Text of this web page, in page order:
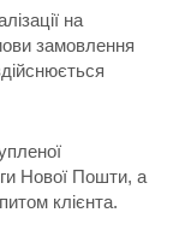
на
замовлення
Нової Пошти, а
клієнта.